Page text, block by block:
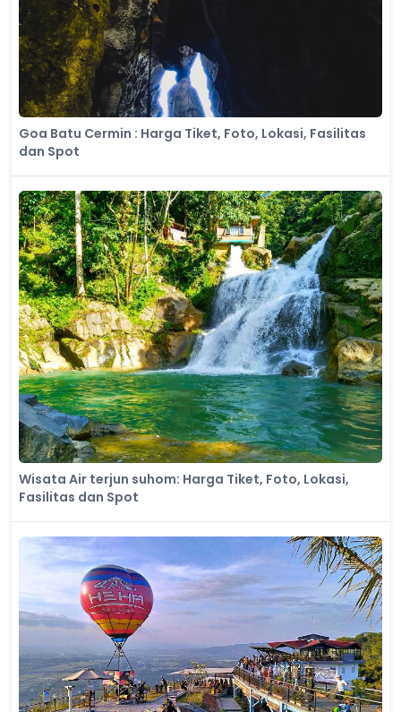
Goa Batu Cermin : Harga Tiket, Foto, Lokasi, Fasilitas
dan Spot
Wisata Air terjun suhom: Harga Tiket, Foto, Lokasi,
Fasilitas dan Spot